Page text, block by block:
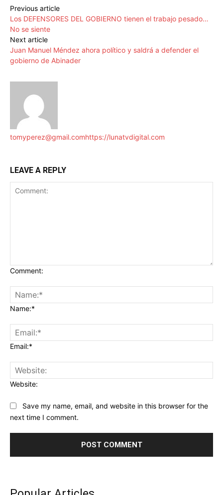
Previous article
Los DEFENSORES DEL GOBIERNO tienen el trabajo pesado…
No se siente
Next article
Juan Manuel Méndez ahora político y saldrá a defender el
gobierno de Abinader
tomyperez@gmail.comhttps://lunatvdigital.com
LEAVE A REPLY
Comment:
Name:*
Email:*
Website:
Save my name, email, and website in this browser for the
next time I comment.